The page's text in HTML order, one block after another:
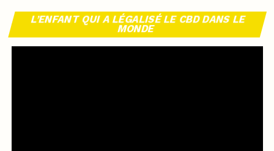
L’ENFANT QUI A LÉGALISÉ LE CBD DANS LE
MONDE